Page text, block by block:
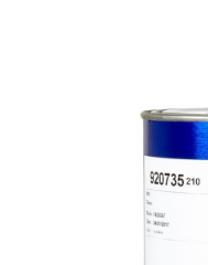
Оставить отзыв